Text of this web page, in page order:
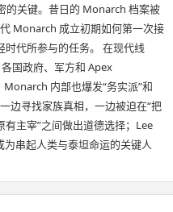
的关键。昔日的 Monarch 档案被
Monarch 成立初期如何第一次接
时代所参与的任务。 在现代线
国政府、军方和 Apex
内部也爆发“务实派”和
边寻找家族真相，一边被迫在“把
有主宰”之间做出道德选择；Lee
串起人类与泰坦命运的关键人